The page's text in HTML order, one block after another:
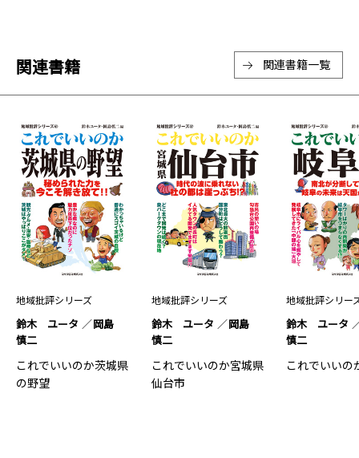
関連書籍 関連書籍一覧
地域批評シリーズ
鈴木 ユータ
岡島
慎二
これでいいのか茨城県
の野望
地域批評シリーズ
鈴木 ユータ
岡島
慎二
これでいいのか宮城県
仙台市
地域批評シリー
鈴木 ユータ
慎二
これでいいの